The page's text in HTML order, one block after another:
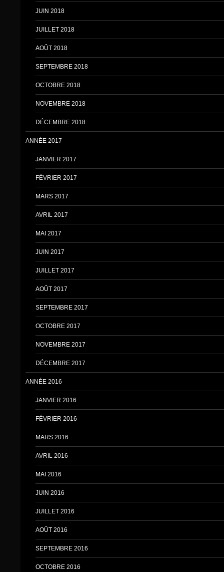
JUIN 2018
JUILLET 2018
AOÛT 2018
SEPTEMBRE 2018
OCTOBRE 2018
NOVEMBRE 2018
DÉCEMBRE 2018
ANNÉE 2017
JANVIER 2017
FÉVRIER 2017
MARS 2017
AVRIL 2017
MAI 2017
JUIN 2017
JUILLET 2017
AOÛT 2017
SEPTEMBRE 2017
OCTOBRE 2017
NOVEMBRE 2017
DÉCEMBRE 2017
ANNÉE 2016
JANVIER 2016
FÉVRIER 2016
MARS 2016
AVRIL 2016
MAI 2016
JUIN 2016
JUILLET 2016
AOÛT 2016
SEPTEMBRE 2016
OCTOBRE 2016